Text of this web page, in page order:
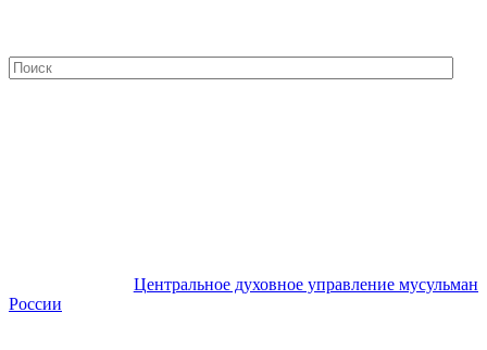
Центральное духовное управление мусульман
России